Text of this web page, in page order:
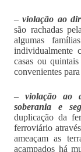
–violação ao
são rachadas
algumas
individualmente
casas ou
convenientes para
– violação ao
soberania e
duplicação da
ferroviário
ameaçam as
acampados há